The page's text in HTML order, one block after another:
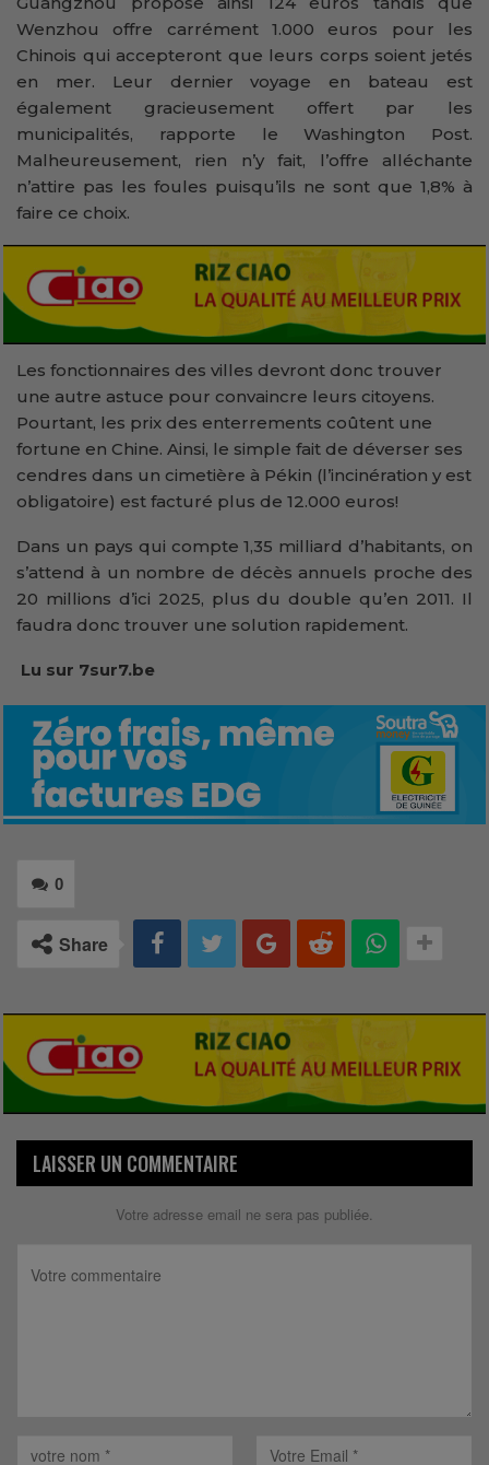
Wenzhou offre carrément 1.000 euros pour les
Chinois qui accepteront que leurs corps soient jetés
en mer. Leur dernier voyage en bateau est
également gracieusement offert par les
municipalités, rapporte le Washington Post.
Malheureusement, rien n’y fait, l’offre alléchante
n’attire pas les foules puisqu’ils ne sont que 1,8% à
faire ce choix.
Les fonctionnaires des villes devront donc trouver
une autre astuce pour convaincre leurs citoyens.
Pourtant, les prix des enterrements coûtent une
fortune en Chine. Ainsi, le simple fait de déverser ses
cendres dans un cimetière à Pékin (l’incinération y est
obligatoire) est facturé plus de 12.000 euros!
Dans un pays qui compte 1,35 milliard d’habitants, on
s’attend à un nombre de décès annuels proche des
20 millions d’ici 2025, plus du double qu’en 2011. Il
faudra donc trouver une solution rapidement.
Lu sur 7sur7.be
0
Share
LAISSER UN COMMENTAIRE
Votre adresse email ne sera pas publiée.